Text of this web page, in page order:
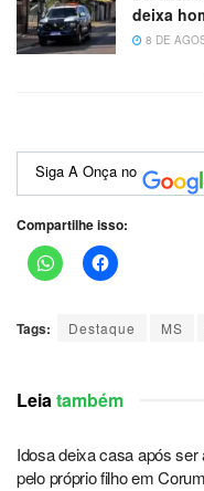
deixa
8 DE
Siga A Onça no
Compartilhe isso:
Tags: Destaque MS
Leiatambém
Idosa deixa casa após
pelo próprio filho em